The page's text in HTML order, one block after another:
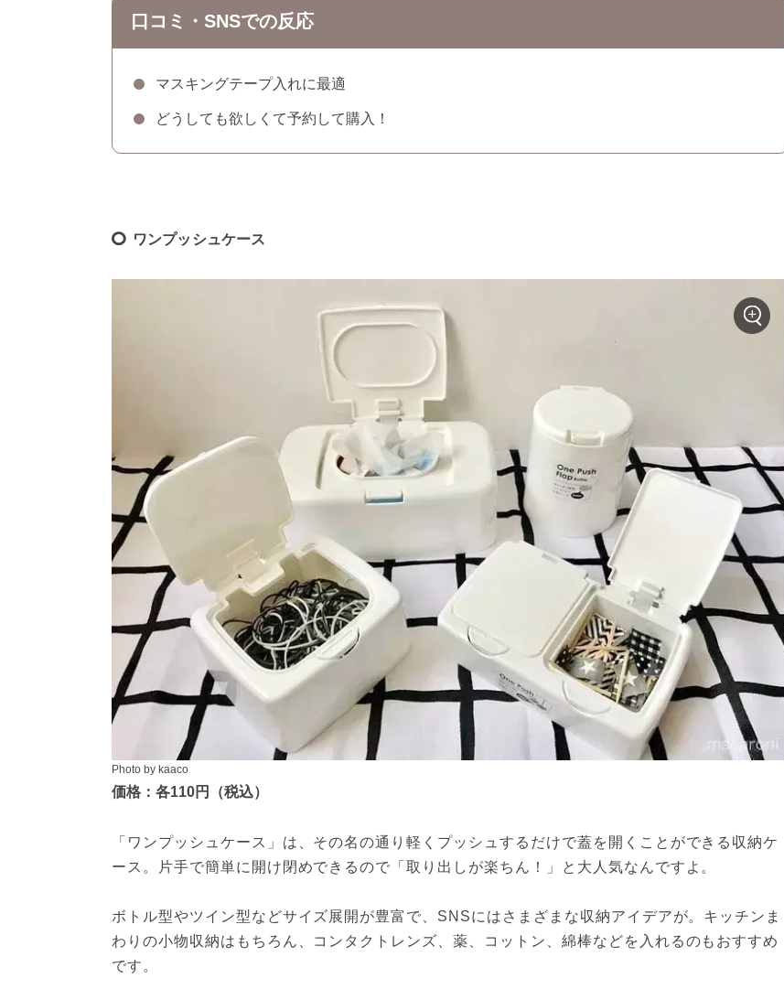
口コミ・SNSでの反応
マスキングテープ入れに最適
どうしても欲しくて予約して購入！
ワンプッシュケース
Photo by kaaco
価格：各110円（税込）
「ワンプッシュケース」は、その名の通り軽くプッシュするだけで蓋を開くことができる収納ケ
ース。片手で簡単に開け閉めできるので「取り出しが楽ちん！」と大人気なんですよ。
ボトル型やツイン型などサイズ展開が豊富で、SNSにはさまざまな収納アイデアが。キッチンま
わりの小物収納はもちろん、コンタクトレンズ、薬、コットン、綿棒などを入れるのもおすすめ
です。